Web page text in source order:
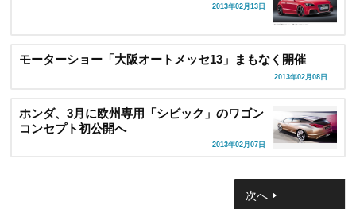
2013年02月13日
モーターショー「大阪オートメッセ13」まもなく開催
2013年02月08日
ホンダ、3月に欧州専用「シビック」のワゴン
コンセプト初公開へ
2013年02月07日
次へ